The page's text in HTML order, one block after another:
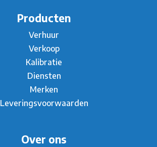
Producten
Verhuur
Verkoop
Kalibratie
Diensten
Merken
Leveringsvoorwaarden
Over ons